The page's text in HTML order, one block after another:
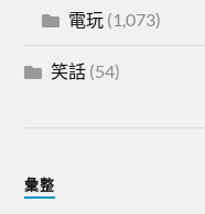
電玩 (1,073)
笑話 (54)
彙整